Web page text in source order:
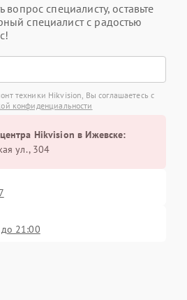
вопрос специалисту, оставьте
специалист с радостью
техники Hikvision, Вы соглашаетесь с
конфиденциальности
Hikvision в Ижевске:
ул., 304
21:00